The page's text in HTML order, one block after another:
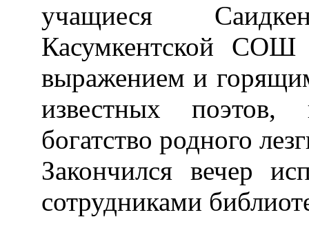
учащиеся
Касумкентской
выражением и
известных поэтов,
богатство родного
Закончился вечер
сотрудниками